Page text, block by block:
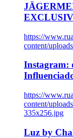
https://
content/
Instagram:
https://
content/
335x256.jpg
Luz by